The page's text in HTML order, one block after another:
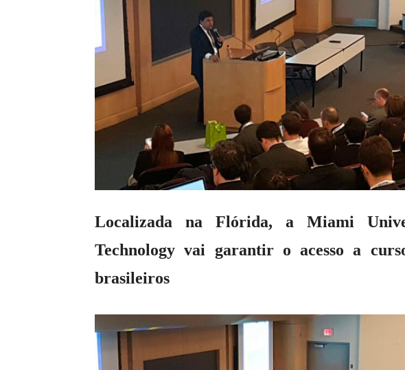
Localizada na Flórida, a Miami
Technology vai garantir o acesso a
brasileiros